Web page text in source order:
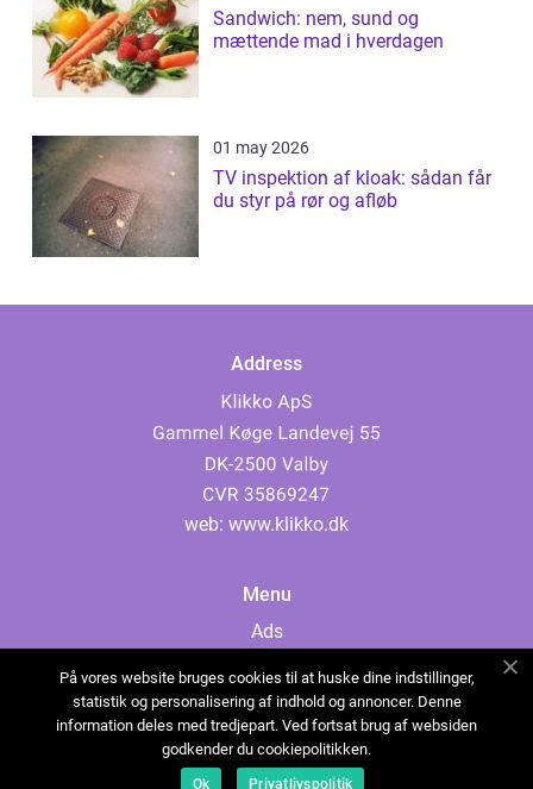
Sandwich: nem, sund og
mættende mad i hverdagen
01 may 2026
TV inspektion af kloak: sådan får
du styr på rør og afløb
Address
web: www.klikko.dk
Menu
Ads
Cookies
Contact
Sitemap
På vores website bruges cookies til at huske dine indstillinger,
statistik og personalisering af indhold og annoncer. Denne
information deles med tredjepart. Ved fortsat brug af websiden
godkender du cookiepolitikken.
Ok Privatlivspolitik